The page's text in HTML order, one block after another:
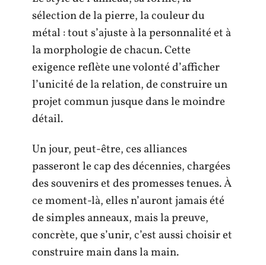
sélection de la pierre, la couleur du
métal : tout s’ajuste à la personnalité et à
la morphologie de chacun. Cette
exigence reflète une volonté d’afficher
l’unicité de la relation, de construire un
projet commun jusque dans le moindre
détail.
Un jour, peut-être, ces alliances
passeront le cap des décennies, chargées
des souvenirs et des promesses tenues. À
ce moment-là, elles n’auront jamais été
de simples anneaux, mais la preuve,
concrète, que s’unir, c’est aussi choisir et
construire main dans la main.